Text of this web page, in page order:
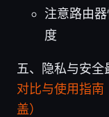
注意路由
度
五、隐私与安全
对比与使用指南
盖）